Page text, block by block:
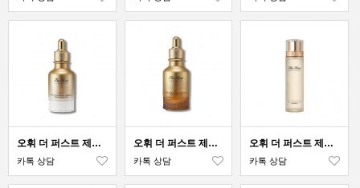
오휘 더 퍼스트 제너츄어 셀 부스팅 앰풀 브라이트닝
카톡 상담
오휘 더 퍼스트 제너츄어 셀 부스팅 앰풀 안티에이징
카톡 상담
오휘 더 퍼스트 제너츄어 셀 에센셜 소스
카톡 상담